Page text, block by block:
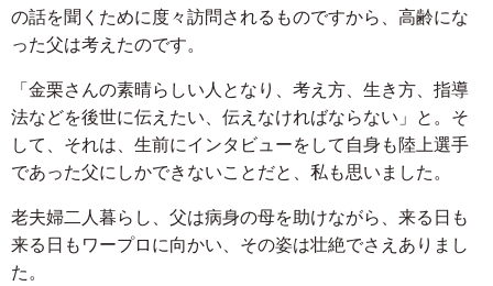
の話を聞くために度々訪問されるものですから、高齢にな
った父は考えたのです。
「金栗さんの素晴らしい人となり、考え方、生き方、指導
法などを後世に伝えたい、伝えなければならない」と。そ
して、それは、生前にインタビューをして自身も陸上選手
であった父にしかできないことだと、私も思いました。
老夫婦二人暮らし、父は病身の母を助けながら、来る日も
来る日もワープロに向かい、その姿は壮絶でさえありまし
た。